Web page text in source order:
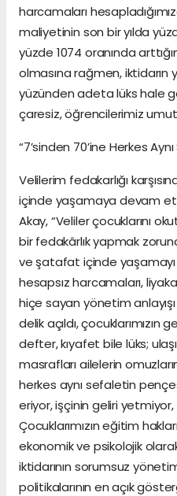
harcamaları
maliyetinin son bir yılda
yüzde 1074 oranında
olmasına rağmen, iktidarın
yüzünden adeta lüks hale
çaresiz, öğrencilerimiz
“7’sinden 70’ine Herkes
Velilerim fedakarlığı
içinde yaşamaya devam
Akay, “Veliler çocuklarını
bir fedakârlık yapmak
ve şatafat içinde yaşamayı
hesapsız harcamaları,
hiçe sayan yönetim
delik açıldı, çocuklarımızın
defter, kıyafet bile lüks;
masrafları ailelerin
herkes aynı sefaletin
eriyor, işçinin geliri
Çocuklarımızın eğitim
ekonomik ve psikolojik
iktidarının sorumsuz
politikalarının en açık